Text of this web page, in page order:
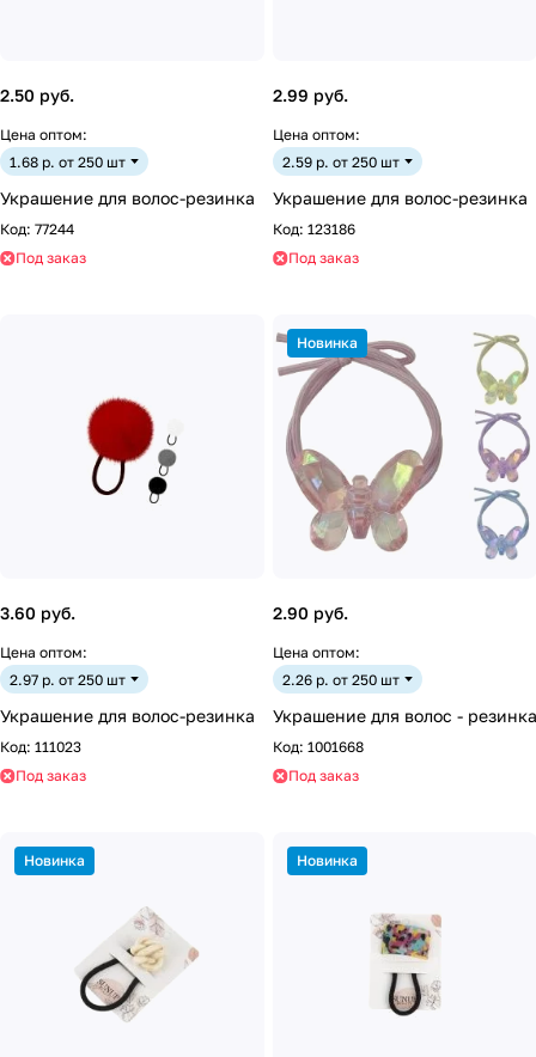
2.50 руб.
Цена оптом:
1.68 р. от 250 шт
Украшение для волос-резинка
Код: 77244
Под заказ
2.99 руб.
Цена оптом:
2.59 р. от 250 шт
Украшение для волос-резинка
Код: 123186
Под заказ
3.60 руб.
Цена оптом:
2.97 р. от 250 шт
Украшение для волос-резинка
Код: 111023
Под заказ
Новинка
2.90 руб.
Цена оптом:
2.26 р. от 250 шт
Украшение для волос - резинка
Код: 1001668
Под заказ
Новинка Новинка